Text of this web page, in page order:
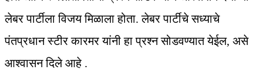
लेबर पार्टीला विजय मिळाला होता. लेबर पार्टीचे सध्याचे
पंतप्रधान स्टीर कारमर यांनी हा प्रश्‍न सोडवण्यात येईल, असे
आश्वासन दिले आहे .